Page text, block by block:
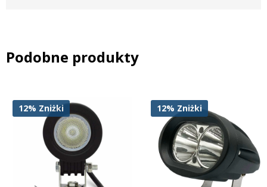
Podobne produkty
12% Zniżki 12% Zniżki